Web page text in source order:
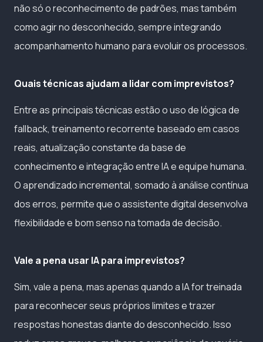
não só o reconhecimento de padrões, mas também
como agir no desconhecido, sempre integrando
acompanhamento humano para evoluir os processos.
Quais técnicas ajudam a lidar com imprevistos?
Entre as principais técnicas estão o uso de lógica de
fallback, treinamento recorrente baseado em casos
reais, atualização constante da base de
conhecimento e integração entre IA e equipe humana.
O aprendizado incremental, somado à análise contínua
dos erros, permite que o assistente digital desenvolva
flexibilidade e bom senso na tomada de decisão.
Vale a pena usar IA para imprevistos?
Sim, vale a pena, mas apenas quando a IA for treinada
para reconhecer seus próprios limites e trazer
respostas honestas diante do desconhecido. Isso